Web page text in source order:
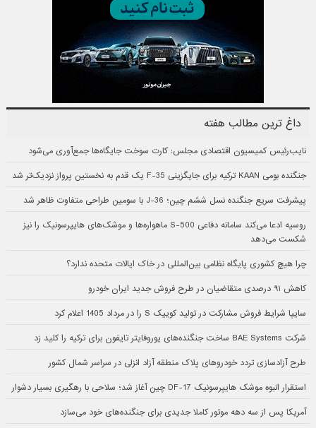
داغ ترین مطالب هفته
نایب‌رئیس کمیسیون اقتصادی مجلس: کارت سوخت جایگاه‌ها جمع‌آوری می‌شود
جنگنده بومی KAAN ترکیه برای جایگزینی F-35 یک قدم به نخستین پرواز نزدیک‌تر شد
پیشرفت سریع جنگنده نسل ششم چین؛ J-36 با سومین طراحی متفاوت ظاهر شد
روسیه ادعا می‌کند سامانه دفاعی S-500 ماهواره‌ها و موشک‌های هایپرسونیک را نیز
شکست می‌دهد
چرا هیچ کشوری پایگاه نظامی بین‌المللی در خاک ایالات متحده ندارد؟
کاهش ۹۱ درصدی متقاضیان در طرح فروش جدید ایران خودرو
سایپا شرایط فروش مشارکت در تولید کوییک S را در مرداد 1405 اعلام کرد
شرکت BAE Systems ساخت جنگنده‌های یوروفایتر تایفون برای ترکیه را کلید زد
طرح آزادسازی تردد خودروهای پلاک منطقه آزاد انزلی در سراسر شمال کشور
استقرار انبوه موشک هایپرسونیک DF-17 چین آغاز شد؛ سلاحی با رهگیری بسیار دشوار
آمریکا پس از سه دهه موتور کاملا جدیدی برای جنگنده‌های خود می‌سازد